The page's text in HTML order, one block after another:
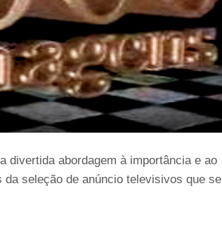
divertida abordagem à importância e ao
seleção de anúncio televisivos que se